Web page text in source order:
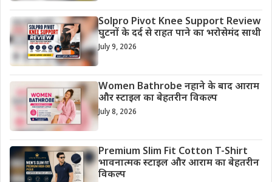
Solpro Pivot Knee Support Review
घुटनों के दर्द से राहत पाने का भरोसेमंद साथी
July 9, 2026
Women Bathrobe नहाने के बाद आराम
और स्टाइल का बेहतरीन विकल्प
July 8, 2026
Premium Slim Fit Cotton T-Shirt
भावनात्मक स्टाइल और आराम का बेहतरीन
विकल्प